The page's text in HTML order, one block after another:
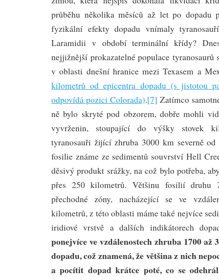
průběhu několika měsíců až let po dopadu
fyzikální efekty dopadu vnímaly
Laramidii v období terminální křídy?
nejjižnější prokazatelné populace tyranosaurů
v oblasti dnešní hranice mezi Texasem a
kilometrů od epicentra dopadu (s jistotou
odpovídá pozici Colorada).[7] Zatímco
ně bylo skryté pod obzorem, dobře mohli
vyvrženin, stoupající do výšky stovek
tyranosauři žijící zhruba 3000 km severně
fosilie známe ze sedimentů souvrství Hell
děsivý produkt srážky, na což bylo potřeba,
přes 250 kilometrů. Většinu fosilií druhu
přechodné zóny, nacházející se ve
kilometrů, z této oblasti máme také nejvíce
iridiové vrstvě a dalších indikátorech
ponejvíce ve vzdálenostech zhruba 1700 až
dopadu, což znamená, že většina z nich
a pocítit dopad krátce poté, co se